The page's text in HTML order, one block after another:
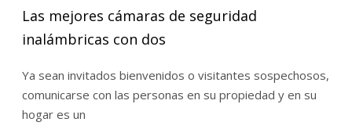
Las mejores cámaras de seguridad
inalámbricas con dos
Ya sean invitados bienvenidos o visitantes sospechosos,
comunicarse con las personas en su propiedad y en su
hogar es un